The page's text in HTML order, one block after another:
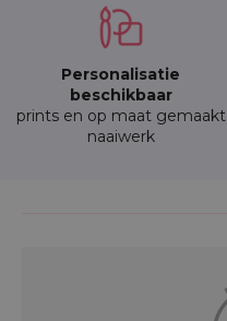
Personalisatie
beschikbaar
prints en op maat gemaakt
naaiwerk